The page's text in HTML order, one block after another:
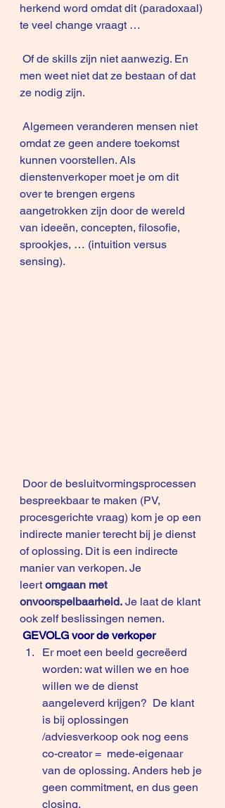
herkend word omdat dit (paradoxaal)
te veel change vraagt …
men weet niet dat ze bestaan of dat
ze nodig zijn.
omdat ze geen andere toekomst
kunnen voorstellen. Als
dienstenverkoper moet je om dit
over te brengen ergens
aangetrokken zijn door de wereld
van ideeën, concepten, filosofie,
sprookjes, … (intuition versus
sensing).
bespreekbaar te maken (PV,
procesgerichte vraag) kom je op een
indirecte manier terecht bij je dienst
of oplossing. Dit is een indirecte
manier van verkopen. Je
leert omgaan met
onvoorspelbaarheid. Je laat de klant
ook zelf beslissingen nemen.
GEVOLG voor de verkoper
Er moet een beeld gecreëerd
worden: wat willen we en hoe
willen we de dienst
aangeleverd krijgen?  De klant
is bij oplossingen
/adviesverkoop ook nog eens
co-creator =  mede-eigenaar
van de oplossing. Anders heb je
geen commitment, en dus geen
closing.